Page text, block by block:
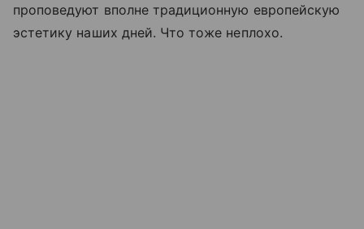
проповедуют вполне традиционную европейскую
эстетику наших дней. Что тоже неплохо.